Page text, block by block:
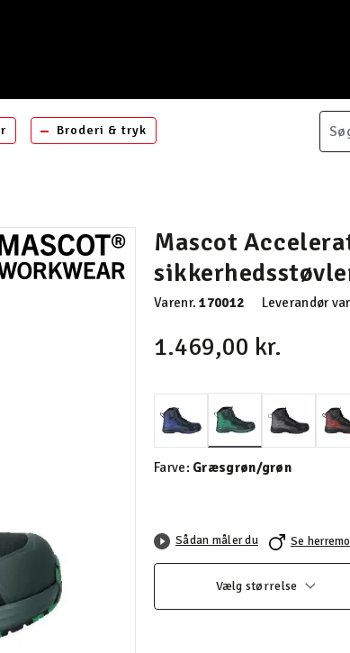
Broderi & tryk
Mascot
Varenr.170012 Leverandør
1.469,00 kr.
valgte
Farve: Græsgrøn/grøn
Sådan måler du Se
Vælg størrelse